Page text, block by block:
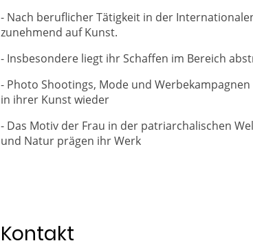
- Nach beruflicher Tätigkeit in der
zunehmend auf Kunst.
- Insbesondere liegt ihr Schaffen im Bereich
- Photo Shootings, Mode und
in ihrer Kunst wieder
- Das Motiv der Frau in der patriarchalischen
und Natur prägen ihr Werk
Kontakt